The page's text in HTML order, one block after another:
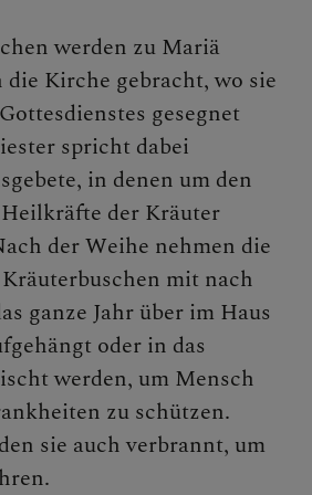
werden zu Mariä
Kirche gebracht, wo sie
gesegnet
spricht dabei
in denen um den
der Kräuter
der Weihe nehmen die
mit nach
ganze Jahr über im Haus
oder in das
werden, um Mensch
zu schützen.
sie auch verbrannt, um